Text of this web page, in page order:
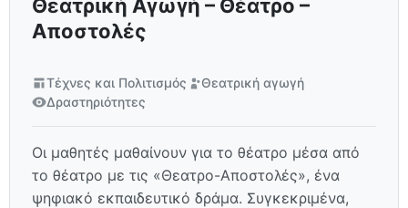
Θεατρική Αγωγή – Θέατρο –
Αποστολές
Τέχνες και Πολιτισμός
Θεατρική αγωγή
Δραστηριότητες
Οι μαθητές μαθαίνουν για το θέατρο μέσα από
το θέατρο με τις «Θεατρο-Αποστολές», ένα
ψηφιακό εκπαιδευτικό δράμα. Συγκεκριμένα,